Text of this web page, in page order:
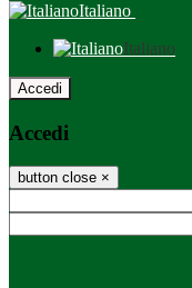
Italiano
Italiano
Accedi
Accedi
button close ×